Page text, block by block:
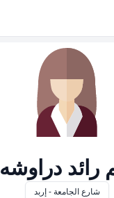
رائد دراوشه
شارع الجامعة - إربد